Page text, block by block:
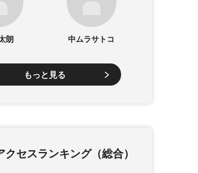
朗 中ムラサトコ
もっと見る
クセスランキング（総合）